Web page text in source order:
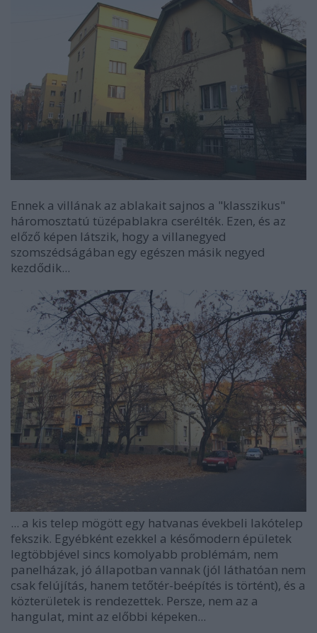
Ennek a villának az ablakait sajnos a "klasszikus"
háromosztatú tüzépablakra cserélték. Ezen, és az
előző képen látszik, hogy a villanegyed
szomszédságában egy egészen másik negyed
kezdődik...
... a kis telep mögött egy hatvanas évekbeli lakótelep
fekszik. Egyébként ezekkel a későmodern épületek
legtöbbjével sincs komolyabb problémám, nem
panelházak, jó állapotban vannak (jól láthatóan nem
csak felújítás, hanem tetőtér-beépítés is történt), és a
közterületek is rendezettek. Persze, nem az a
hangulat, mint az előbbi képeken...